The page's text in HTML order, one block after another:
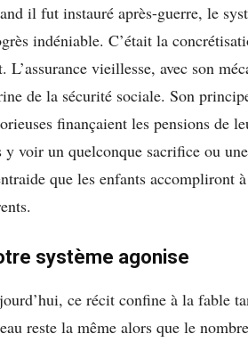
il fut instauré après-guerre, le
indéniable. C’était la
L’assurance vieillesse, avec son
de la sécurité sociale. Son
finançaient les pensions de
y voir un quelconque sacrifice ou
que les enfants accompliront
système agonise
ce récit confine à la fable
reste la même alors que le